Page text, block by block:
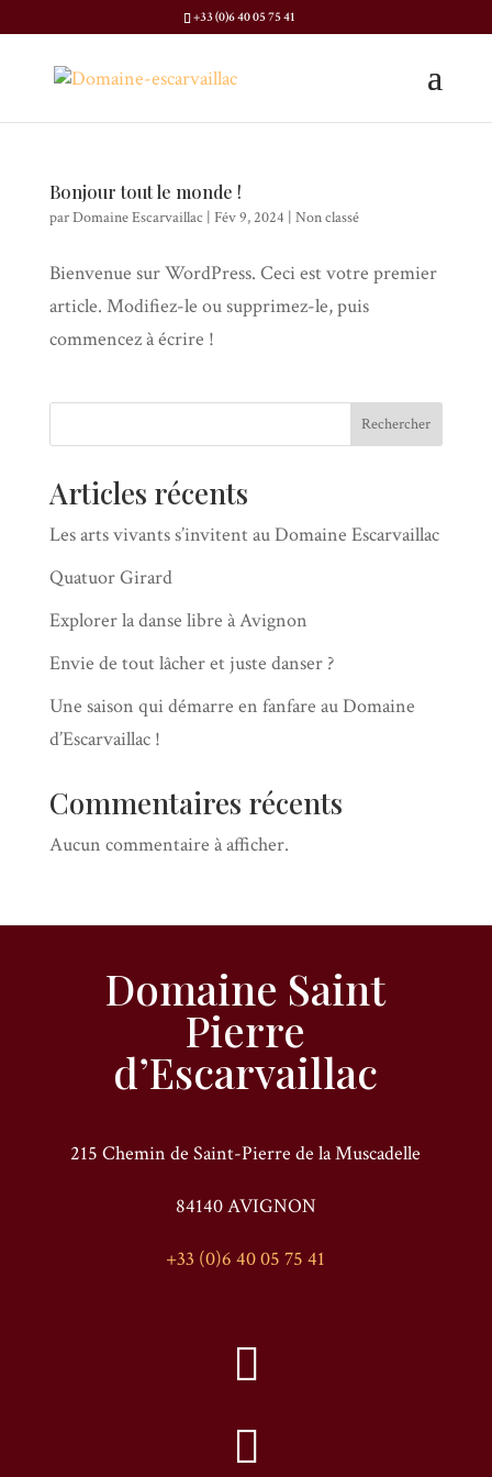
+33 (0)6 40 05 75 41
Bonjour tout le monde !
parDomaine Escarvaillac | Fév 9, 2024 | Non classé
Bienvenue sur WordPress. Ceci est votre premier
article. Modifiez-le ou supprimez-le, puis
commencez à écrire !
Rechercher
Articles récents
Les arts vivants s’invitent au Domaine Escarvaillac
Quatuor Girard
Explorer la danse libre à Avignon
Envie de tout lâcher et juste danser ?
Une saison qui démarre en fanfare au Domaine
d’Escarvaillac !
Commentaires récents
Aucun commentaire à afficher.
Domaine Saint
Pierre
d’Escarvaillac
215 Chemin de Saint-Pierre de la Muscadelle
84140 AVIGNON
+33 (0)6 40 05 75 41

